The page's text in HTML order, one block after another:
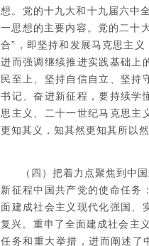
想。党的十九大和十九届六中
一思想的主要内容。党的二十
合”，即坚持和发展马克思主
进而强调继续推进实践基础上
民至上、坚持自信自立、坚持
书记、奋进新征程，要持续学
思主义、二十一世纪马克思主
更知其义，知其然更知其所以
（四）把着力点聚焦到中
新征程中国共产党的使命任务
面建成社会主义现代化强国、
复兴。重申了全面建成社会主
任务和重大举措，进而阐述了